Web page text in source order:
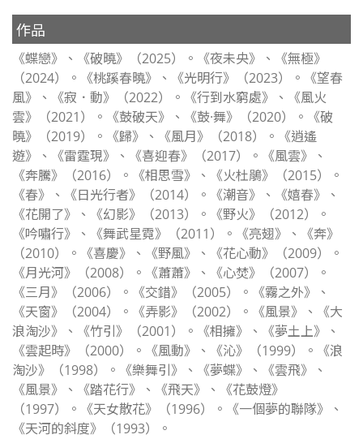
作品
《蝶戀》、《破曉》（2025）。《夜未央》、《無極》
（2024）。《桃蹊春曉》、《光明行》（2023）。《望春
風》、《寂．動》（2022）。《行到水窮處》、《風火
雲》（2021）。《鼓破天》、《鼓·舞》（2020）。《破
曉》（2019）。《歸》、《風月》（2018）。《逍遙
遊》、《雷霆現》、《喜迎春》（2017）。《風雲》、
《奔騰》（2016）。《相思雪》、《火杜鵑》（2015）。
《春》、《日光行者》（2014）。《潮音》、《嬉春》、
《花開了》、《幻影》（2013）。《野火》（2012）。
《吟嘯行》、《舞武星霓》（2011）。《亮翅》、《奔》
（2010）。《喜慶》、《野風》、《花心動》（2009）。
《月光河》（2008）。《蕭蕭》、《心焚》（2007）。
《三月》（2006）。《交錯》（2005）。《霧之外》、
《天窗》（2004）。《弄影》（2002）。《風景》、《大
浪淘沙》、《竹引》（2001）。《相擁》、《夢土上》、
《雲起時》（2000）。《風動》、《沁》（1999）。《浪
淘沙》（1998）。《樂舞引》、《夢蝶》、《雲飛》、
《風景》、《踏花行》、《飛天》、《花鼓燈》
（1997）。《天女散花》（1996）。《一個夢的聯隊》、
《天河的斜度》（1993）。